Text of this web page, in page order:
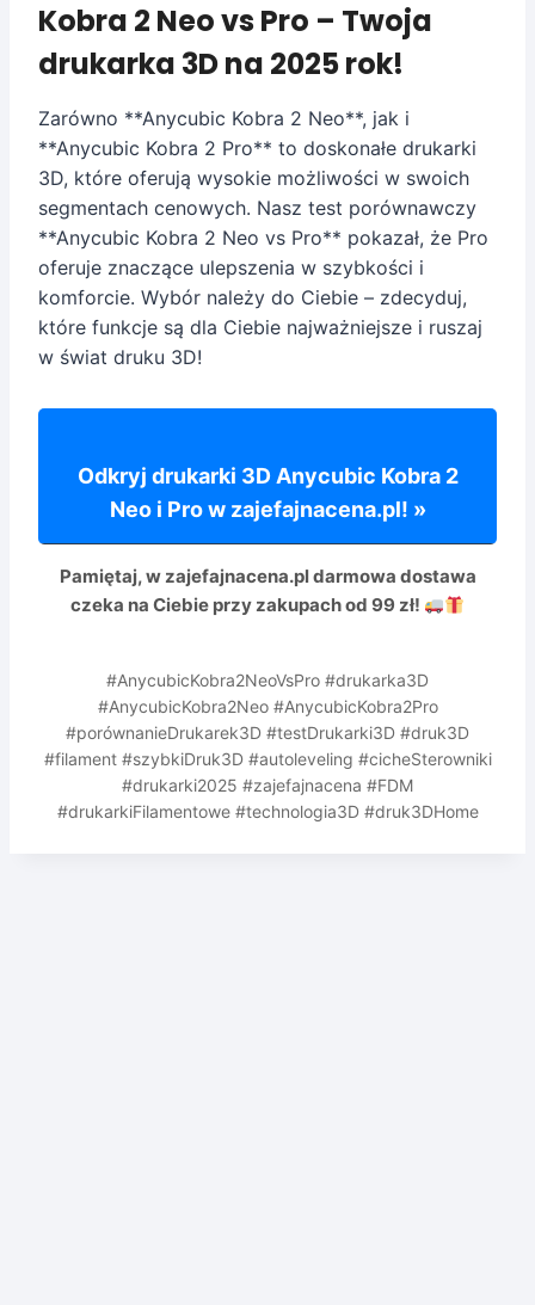
Kobra 2 Neo vs Pro – Twoja
drukarka 3D na 2025 rok!
Zarówno **Anycubic Kobra 2 Neo**, jak i
**Anycubic Kobra 2 Pro** to doskonałe drukarki
3D, które oferują wysokie możliwości w swoich
segmentach cenowych. Nasz test porównawczy
**Anycubic Kobra 2 Neo vs Pro** pokazał, że Pro
oferuje znaczące ulepszenia w szybkości i
komforcie. Wybór należy do Ciebie – zdecyduj,
które funkcje są dla Ciebie najważniejsze i ruszaj
w świat druku 3D!
Odkryj drukarki 3D Anycubic Kobra 2
Neo i Pro w zajefajnacena.pl! »
Pamiętaj, w zajefajnacena.pldarmowa dostawa
czeka na Ciebie przy zakupach od 99 zł!
#AnycubicKobra2NeoVsPro #drukarka3D
#AnycubicKobra2Neo #AnycubicKobra2Pro
#porównanieDrukarek3D #testDrukarki3D #druk3D
#filament #szybkiDruk3D #autoleveling #cicheSterowniki
#drukarki2025 #zajefajnacena #FDM
#drukarkiFilamentowe #technologia3D #druk3DHome